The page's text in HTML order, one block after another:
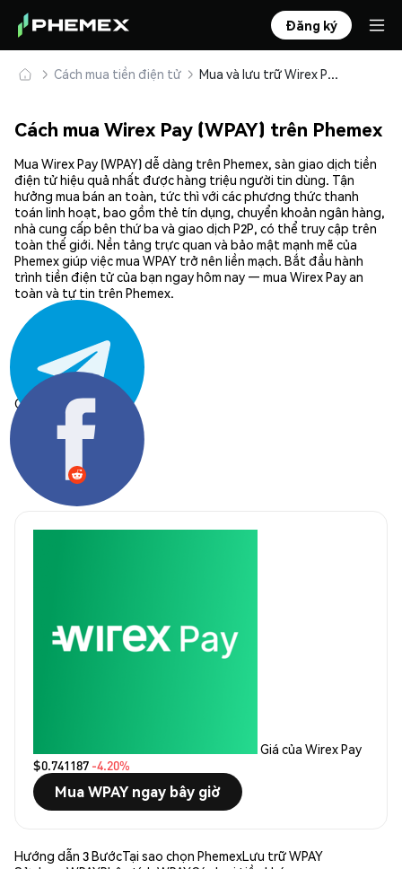
Đăng ký
Cách mua tiền điện tử Mua và lưu trữ Wirex Pay (WPAY) an toàn
Cách mua Wirex Pay (WPAY) trên Phemex
Mua Wirex Pay (WPAY) dễ dàng trên Phemex, sàn giao dịch tiền
điện tử hiệu quả nhất được hàng triệu người tin dùng. Tận
hưởng mua bán an toàn, tức thì với các phương thức thanh
toán linh hoạt, bao gồm thẻ tín dụng, chuyển khoản ngân hàng,
nhà cung cấp bên thứ ba và giao dịch P2P, có thể truy cập trên
toàn thế giới. Nền tảng trực quan và bảo mật mạnh mẽ của
Phemex giúp việc mua WPAY trở nên liền mạch. Bắt đầu hành
trình tiền điện tử của bạn ngay hôm nay — mua Wirex Pay an
toàn và tự tin trên Phemex.
Chia sẻ:
Giá của Wirex Pay
$0.741187 -4.20%
Mua WPAY ngay bây giờ
Hướng dẫn 3 BướcTại sao chọn PhemexLưu trữ WPAY